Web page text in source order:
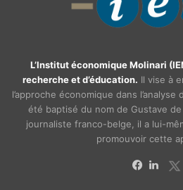
L’Institut économique Molinari
recherche et d’éducation. Il vise à
l’approche économique dans
été baptisé du nom de Gustave
journaliste franco-belge, il a lui-
promouvoir cette